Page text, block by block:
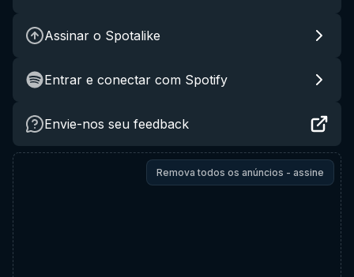
Assinar o Spotalike
Entrar e conectar com Spotify
Envie-nos seu feedback
Remova todos os anúncios - assine